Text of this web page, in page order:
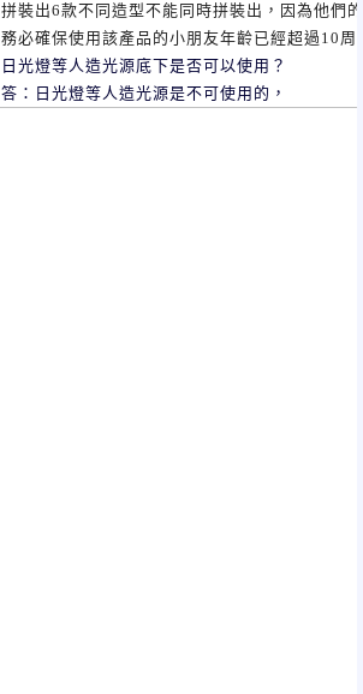
拼裝出6款不同造型不能同時拼裝出，因為他們
務必確保使用該產品的小朋友年齡已經超過10周
日光燈等人造光源底下是否可以使用？
答：日光燈等人造光源是不可使用的，